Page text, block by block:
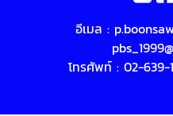
อีเมล :
โทรศัพท์ : 02-639-